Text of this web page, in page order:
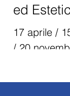
ed
17 aprile /
/ 20